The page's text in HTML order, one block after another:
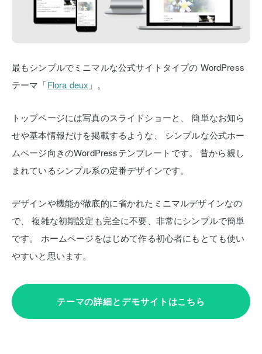
最もシンプルでミニマルな公式サイトタイプの WordPress
テーマ「Flora deux 」。
トップページには写真のスライドショーと、
簡単なお知ら
せや基本情報だけを掲載するような、
シンプルな公式ホー
ムページ向きのWordPressテンプレートです。
昔から親し
まれているシンプル系の定番デザインです。
デザインや機能が徹底的に省かれたミニマルデザインなの
で、
複雑な初期設定も完全に不要、非常にシンプルで簡単
です。
ホームページをはじめて作る初心者にもとても使い
やすいと思います。
テーマの詳細とデモサイトはこちら